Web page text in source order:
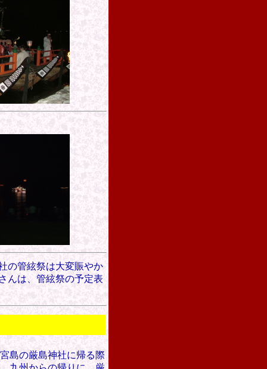
の管絃祭は大変賑やか
んは、管絃祭の予定表
島の厳島神社に帰る際